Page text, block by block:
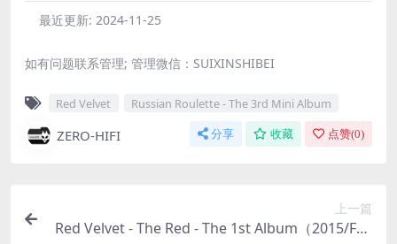
最近更新: 2024-11-25
如有问题联系管理; 管理微信：SUIXINSHIBEI
Red Velvet Russian Roulette - The 3rd Mini Album
ZERO-HIFI 分享 收藏 点赞(0)
上一篇
Red Velvet - The Red - The 1st Album（2015/FLA